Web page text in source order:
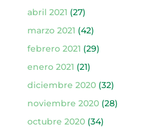
abril 2021 (27)
marzo 2021 (42)
febrero 2021 (29)
enero 2021 (21)
diciembre 2020(32)
noviembre 2020(28)
octubre 2020(34)